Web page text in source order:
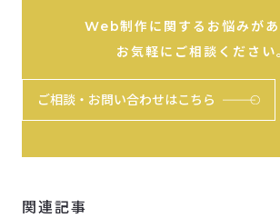
Web制作に関するお悩みが
お気軽にご相談ください
ご相談・お問い合わせはこちら
関連記事